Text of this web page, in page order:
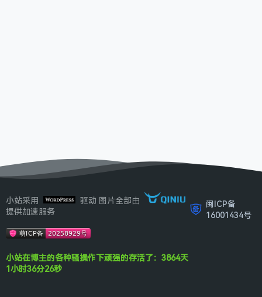
小站采用
驱动 图片全部由
提供加速服务
小站在博主的各种骚操作下顽强的存活了：3864天
1小时36分26秒
闽ICP备
16001434号